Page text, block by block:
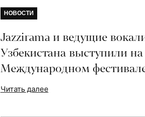
НОВОСТИ
Jazzirama и ведущие
Узбекистана выступили на
Международном
Читать далее